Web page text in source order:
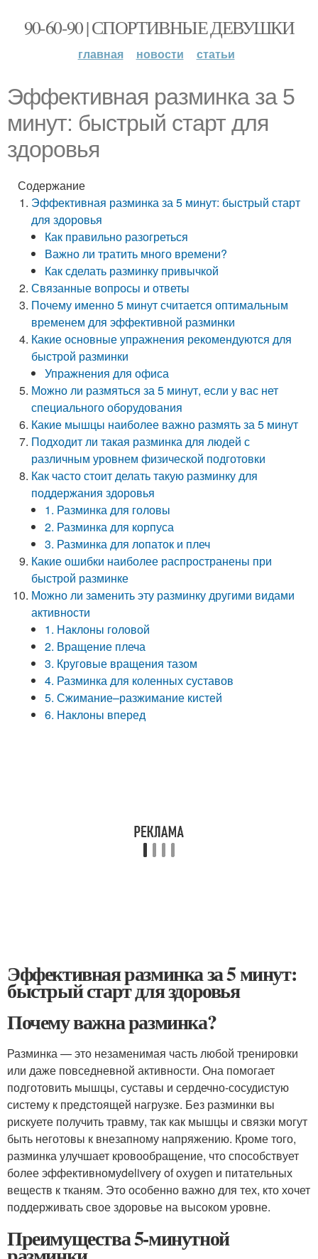
90-60-90 | СПОРТИВНЫЕ ДЕВУШКИ
главная новости статьи
Эффективная разминка за 5
минут: быстрый старт для
здоровья
Содержание
Эффективная разминка за 5 минут: быстрый старт
для здоровья
Как правильно разогреться
Важно ли тратить много времени?
Как сделать разминку привычкой
Связанные вопросы и ответы
Почему именно 5 минут считается оптимальным
временем для эффективной разминки
Какие основные упражнения рекомендуются для
быстрой разминки
Упражнения для офиса
Можно ли размяться за 5 минут, если у вас нет
специального оборудования
Какие мышцы наиболее важно размять за 5 минут
Подходит ли такая разминка для людей с
различным уровнем физической подготовки
Как часто стоит делать такую разминку для
поддержания здоровья
1. Разминка для головы
2. Разминка для корпуса
3. Разминка для лопаток и плеч
Какие ошибки наиболее распространены при
быстрой разминке
Можно ли заменить эту разминку другими видами
активности
1. Наклоны головой
2. Вращение плеча
3. Круговые вращения тазом
4. Разминка для коленных суставов
5. Сжимание–разжимание кистей
6. Наклоны вперед
Эффективная разминка за 5 минут:
быстрый старт для здоровья
Почему важна разминка?
Разминка — это незаменимая часть любой тренировки
или даже повседневной активности. Она помогает
подготовить мышцы, суставы и сердечно-сосудистую
систему к предстоящей нагрузке. Без разминки вы
рискуете получить травму, так как мышцы и связки могут
быть неготовы к внезапному напряжению. Кроме того,
разминка улучшает кровообращение, что способствует
более эффективномуdelivery of oxygen и питательных
веществ к тканям. Это особенно важно для тех, кто хочет
поддерживать свое здоровье на высоком уровне.
Преимущества 5-минутной